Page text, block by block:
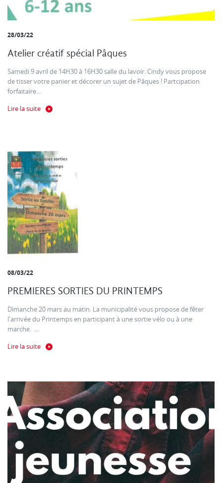
28/03/22
Atelier créatif spécial Pâques
Samedi 9 avril de 14H30 à 16H30 salle du lavoir. Cindy vous propose
de tisser votre panier et décorer un sujet de Pâques ! Partcipation
forfaitaire...
Lire la suite
08/03/22
PREMIERES SORTIES DU PRINTEMPS
Dimanche 20 mars au matin. La municipalité vous propose de fêter
l'arrivée du Printemps en participant à une sortie vélo ou à une
marche. ...
Lire la suite